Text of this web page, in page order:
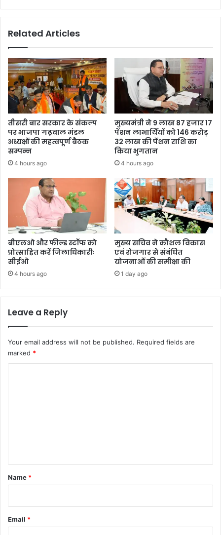
Related Articles
तीसरी बार सरकार के संकल्प
पर भाजपा गढ़वाल मंडल
अध्यक्षों की महत्वपूर्ण बैठक
सम्पन्न
4 hours ago
मुख्यमंत्री ने 9 लाख 87 हजार 17
पेंशन लाभार्थियों को 146 करोड़
32 लाख की पेंशन राशि का
किया भुगतान
4 hours ago
बीएलओ और फील्ड स्टॉफ को
प्रोत्साहित करें जिलाधिकारीः
सीईओ
4 hours ago
मुख्य सचिव ने कौशल विकास
एवं रोजगार से संबंधित
योजनाओं की समीक्षा की
1 day ago
Leave a Reply
Your email address will not be published. Required fields are
marked *
*
Name *
Email *